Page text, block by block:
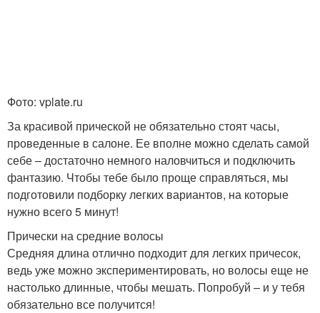
Фото: vplate.ru
За красивой прической не обязательно стоят часы,
проведенные в салоне. Ее вполне можно сделать самой
себе – достаточно немного наловчиться и подключить
фантазию. Чтобы тебе было проще справляться, мы
подготовили подборку легких вариантов, на которые
нужно всего 5 минут!
Прически на средние волосы
Средняя длина отлично подходит для легких причесок,
ведь уже можно экспериментировать, но волосы еще не
настолько длинные, чтобы мешать. Попробуй – и у тебя
обязательно все получится!